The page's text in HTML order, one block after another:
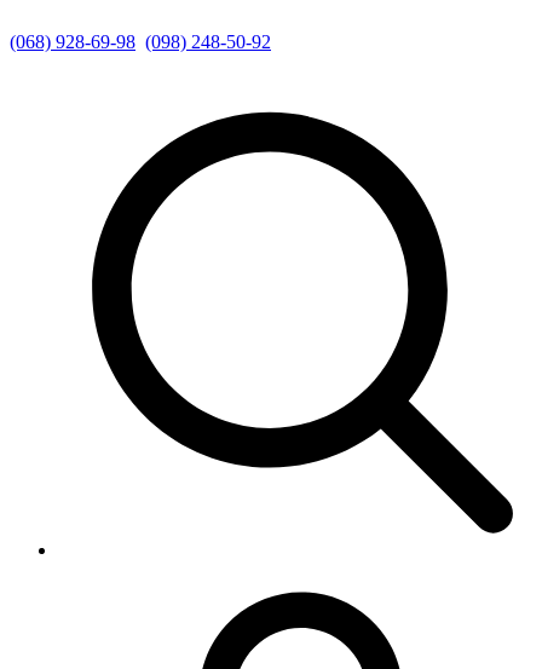
(068) 928-69-98 (098) 248-50-92